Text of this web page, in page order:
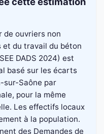
de ouvriers non
et du travail du béton
DADS 2024) est
basé sur les écarts
sur-Saône par
pour la même
Les effectifs locaux
à la population.
des Demandes de